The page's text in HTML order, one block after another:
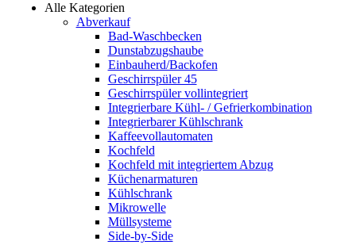
Alle Kategorien
Abverkauf
Bad-Waschbecken
Dunstabzugshaube
Einbauherd/Backofen
Geschirrspüler 45
Geschirrspüler vollintegriert
Integrierbare Kühl- / Gefrierkombination
Integrierbarer Kühlschrank
Kaffeevollautomaten
Kochfeld
Kochfeld mit integriertem Abzug
Küchenarmaturen
Kühlschrank
Mikrowelle
Müllsysteme
Side-by-Side